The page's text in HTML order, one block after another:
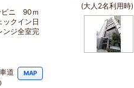
ビニ 90ｍ
クイン日
ンジ全室完
道
MAP
(大人2名利用時)